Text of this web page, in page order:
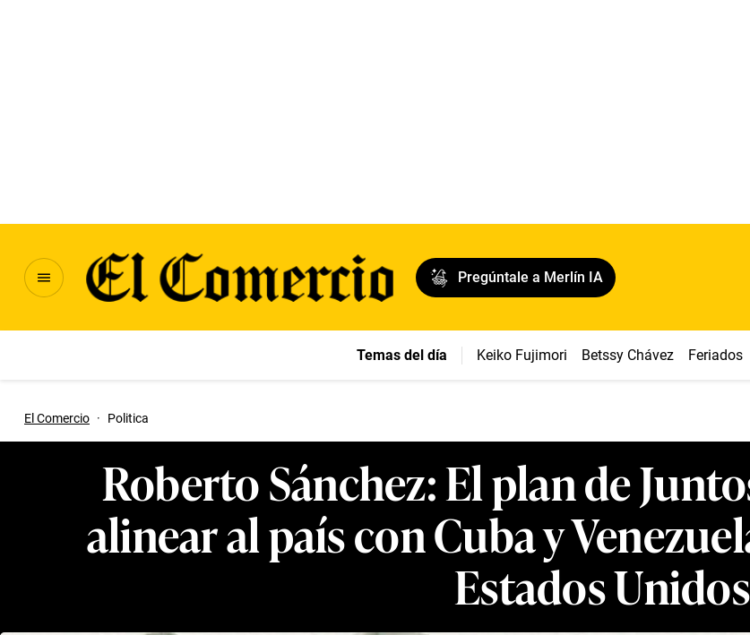
Pregúntale a Merlín IA
Temas del día Keiko Fujimori Betssy Chávez Feriados
El Comercio · Politica
Roberto Sánchez: El plan de
alinear al país con Cuba y
Estados Unidos